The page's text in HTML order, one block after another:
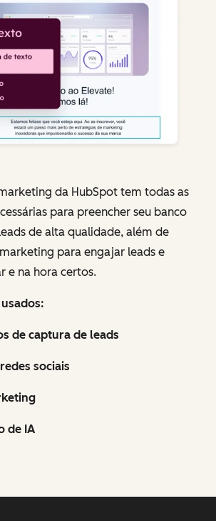
da HubSpot tem todas as
para preencher seu banco
de alta qualidade, além de
para engajar leads e
e na hora certos.
de captura de leads
sociais
de IA